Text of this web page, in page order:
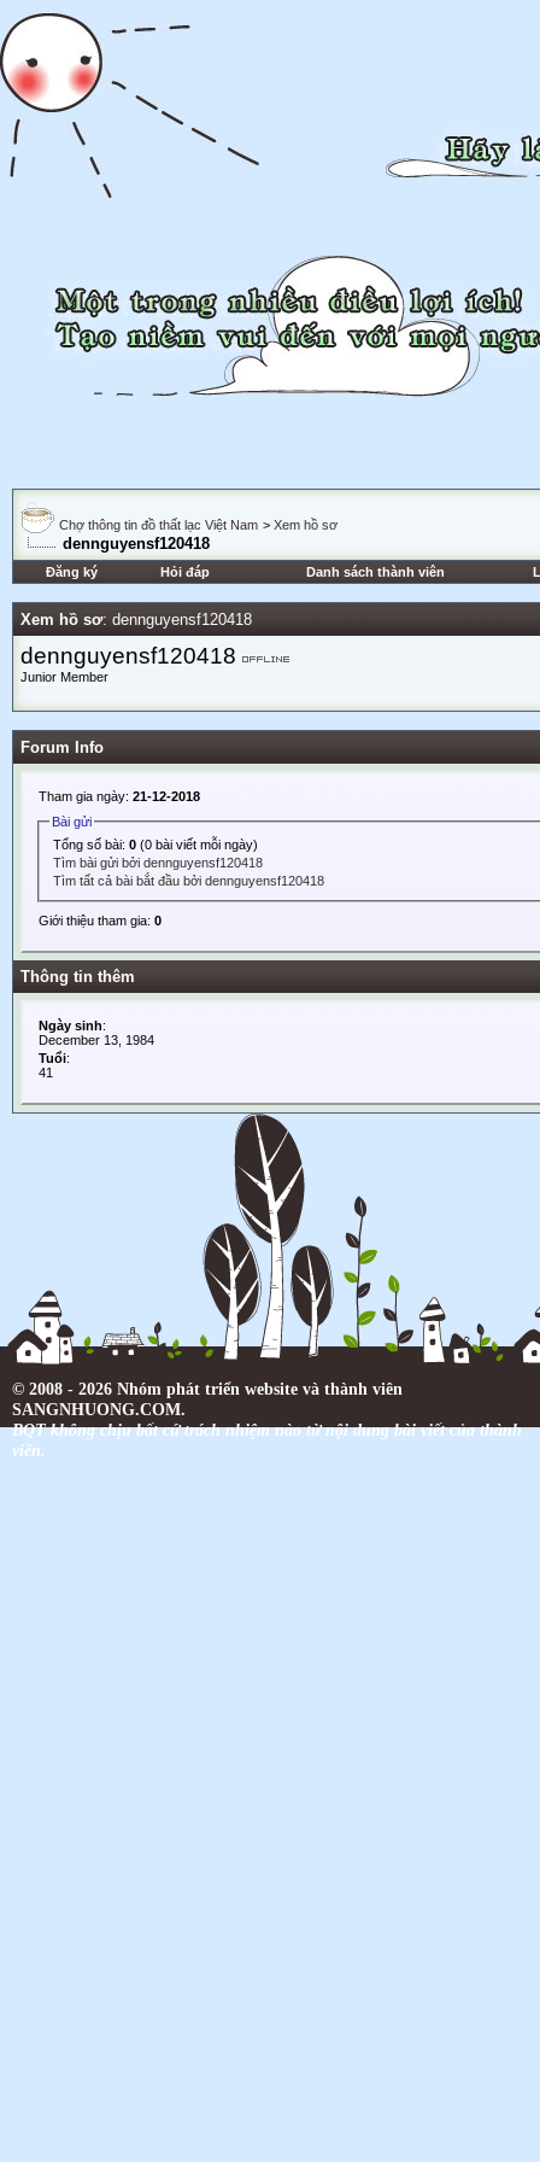
Chợ thông tin đồ thất lạc Việt Nam > Xem hồ sơ
dennguyensf120418
Đăng ký Hỏi đáp Danh sách thành viên
Xem hồ sơ: dennguyensf120418
dennguyensf120418
Junior Member
Forum Info
Tham gia ngày: 21-12-2018
Bài gửi
Tổng số bài:0 (0 bài viết mỗi ngày)
Tìm bài gửi bởi dennguyensf120418
Tìm tất cả bài bắt đầu bởi dennguyensf120418
Giới thiệu tham gia: 0
Thông tin thêm
Ngày sinh:
December 13, 1984
Tuổi:
41
© 2008 - 2026 Nhóm phát triển website và thành viên
SANGNHUONG.COM.
BQT không chịu bất cứ trách nhiệm nào từ nội dung bài viết của thành
viên.